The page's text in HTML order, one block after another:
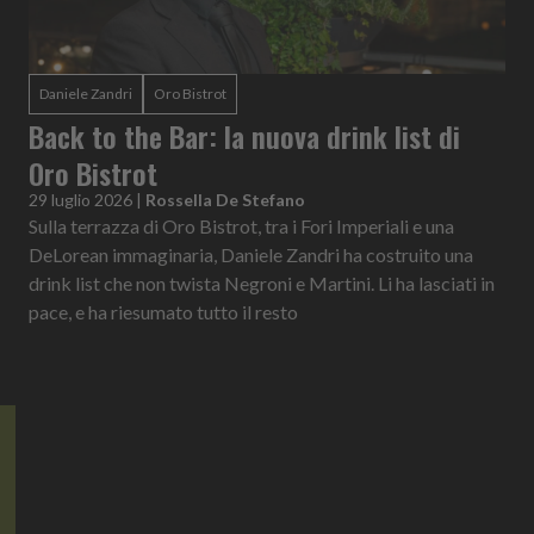
Daniele Zandri Oro Bistrot
Back to the Bar: la nuova drink list di
Oro Bistrot
29 luglio 2026 | Rossella De Stefano
Sulla terrazza di Oro Bistrot, tra i Fori Imperiali e una
DeLorean immaginaria, Daniele Zandri ha costruito una
drink list che non twista Negroni e Martini. Li ha lasciati in
pace, e ha riesumato tutto il resto